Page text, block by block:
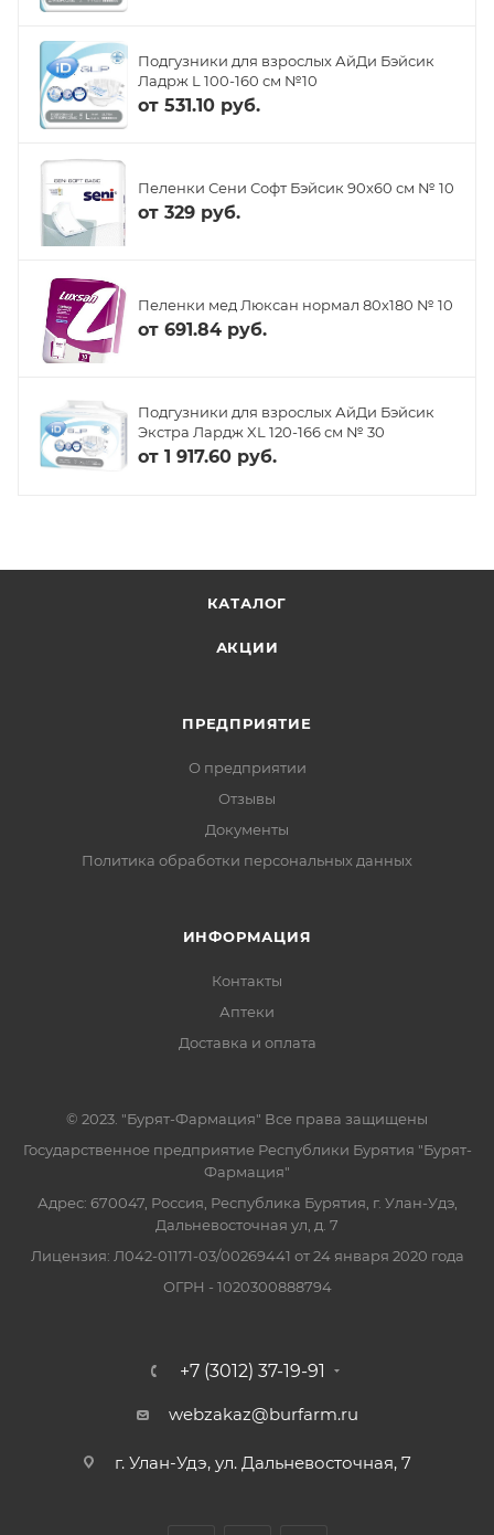
Подгузники для взрослых АйДи Бэйсик
Ладрж L 100-160 см №10
от 531.10 руб.
Пеленки Сени Софт Бэйсик 90x60 см № 10
от 329 руб.
Пеленки мед Люксан нормал 80х180 № 10
от 691.84 руб.
Подгузники для взрослых АйДи Бэйсик
Экстра Лардж XL 120-166 см № 30
от 1 917.60 руб.
КАТАЛОГ
АКЦИИ
ПРЕДПРИЯТИЕ
О предприятии
Отзывы
Документы
Политика обработки персональных данных
ИНФОРМАЦИЯ
Контакты
Аптеки
Доставка и оплата
© 2023. "Бурят-Фармация" Все права защищены
Государственное предприятие Республики Бурятия "Бурят-
Фармация"
Адрес: 670047, Россия, Республика Бурятия, г. Улан-Удэ,
Дальневосточная ул, д. 7
Лицензия: Л042-01171-03/00269441 от 24 января 2020 года
ОГРН - 1020300888794
+7 (3012) 37-19-91
webzakaz@burfarm.ru
г. Улан-Удэ, ул. Дальневосточная, 7